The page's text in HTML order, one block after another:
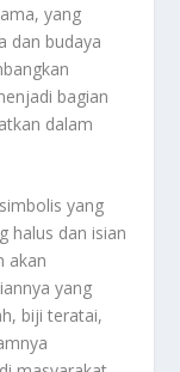
yang
dan budaya
bagian
dalam
yang
halus dan isian
akan
yang
biji teratai,